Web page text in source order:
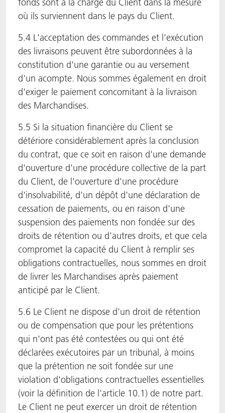
où ils surviennent dans le pays du Client.
5.4 L'acceptation des commandes et l'exécution
des livraisons peuvent être subordonnées à la
constitution d'une garantie ou au versement
d'un acompte. Nous sommes également en droit
d'exiger le paiement concomitant à la livraison
des Marchandises.
5.5 Si la situation financière du Client se
détériore considérablement après la conclusion
du contrat, que ce soit en raison d'une demande
d'ouverture d'une procédure collective de la part
du Client, de l'ouverture d'une procédure
d'insolvabilité, d'un dépôt d'une déclaration de
cessation de paiements, ou en raison d'une
suspension des paiements non fondée sur des
droits de rétention ou d'autres droits, et que cela
compromet la capacité du Client à remplir ses
obligations contractuelles, nous sommes en droit
de livrer les Marchandises après paiement
anticipé par le Client.
5.6 Le Client ne dispose d'un droit de rétention
ou de compensation que pour les prétentions
qui n'ont pas été contestées ou qui ont été
déclarées exécutoires par un tribunal, à moins
que la prétention ne soit fondée sur une
violation d'obligations contractuelles essentielles
(voir la définition de l'article 10.1) de notre part.
Le Client ne peut exercer un droit de rétention